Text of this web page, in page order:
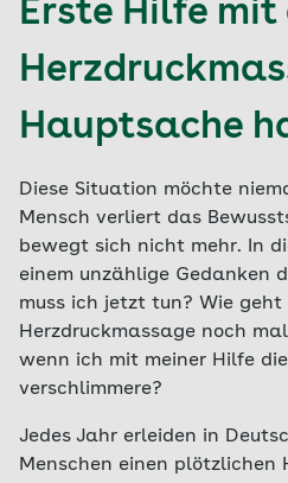
Erste Hilfe mit
Hauptsache
Diese Situation möchte
Mensch verliert das
bewegt sich nicht mehr. In
einem unzählige Gedanken
muss ich jetzt tun? Wie geht
Herzdruckmassage noch
wenn ich mit meiner Hilfe
verschlimmere?
Jedes Jahr erleiden in
Menschen einen plötzlichen